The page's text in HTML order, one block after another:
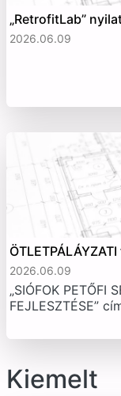
„RetrofitLab”
2026.06.09
2026.06.09
„SIÓFOK PETŐFI
FEJLESZTÉSE”
Kiemelt